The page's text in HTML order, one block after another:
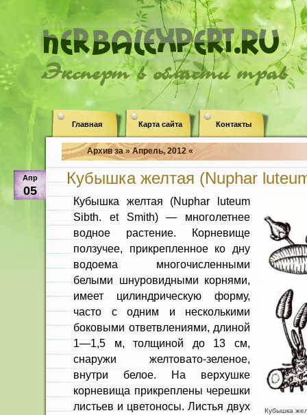
Эксперт в области трав
Главная Карта сайта Контакты
Архив за » Апрель, 2012 «
Апр
05
Кубышка желтая (Nuphar
Кубышка
Кубышка желтая (Nuphar luteum
Sibth. et Smith) — многолетнее
водное растение. Корне­вище
ползучее, прикрепленное ко дну
водоема многочисленными
белыми шнуровидными корнями,
имеет ци­линдрическую форму,
часто с одним и несколькими
боковыми ответвления­ми, длиной
1—1,5 м, толщиной до 13 см,
снаружи желтовато-зеленое,
внутри белое. На верхушке
корневища прикреплены черешки
листьев и цвето­носы. Листья двух